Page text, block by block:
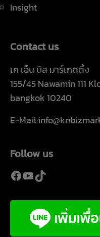
Insight
Contact us
เค เอ็น บิส มาร์เกตติ้ง
155/45 Nawamin 111
bangkok 10240
E-
Follow us
Facebook
YouTube
TikTok